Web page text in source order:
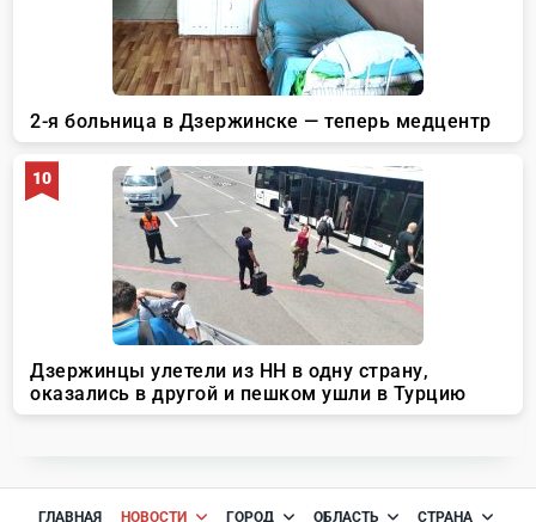
ГЛАВНАЯ НОВОСТИ ГОРОД ОБЛАСТЬ СТРАНА